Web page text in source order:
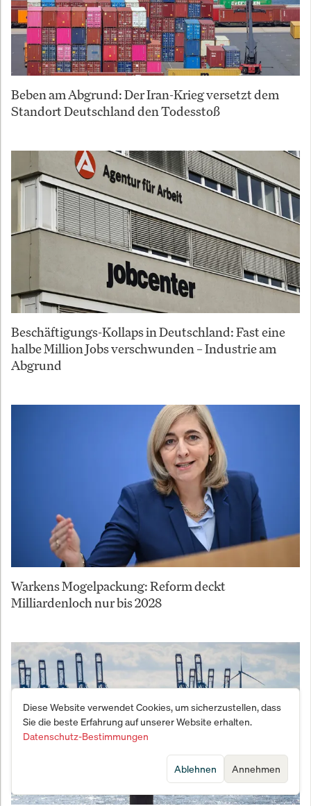
Beben am Abgrund: Der Iran-Krieg versetzt dem
Standort Deutschland den Todesstoß
Beschäftigungs-Kollaps in Deutschland: Fast eine
halbe Million Jobs verschwunden – Industrie am
Abgrund
Warkens Mogelpackung: Reform deckt
Milliardenloch nur bis 2028
Diese Website verwendet Cookies, um sicherzustellen, dass
Sie die beste Erfahrung auf unserer Website erhalten.
Datenschutz-Bestimmungen
Annehmen
Ablehnen